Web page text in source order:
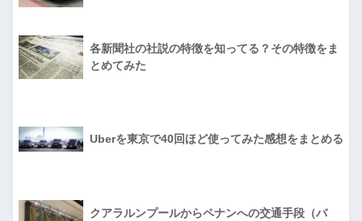
各新聞社の社説の特徴を知ってる？その特徴をま
とめてみた
Uberを東京で40回ほど使ってみた感想をまとめる
クアラルンプールからペナンへの交通手段（バ